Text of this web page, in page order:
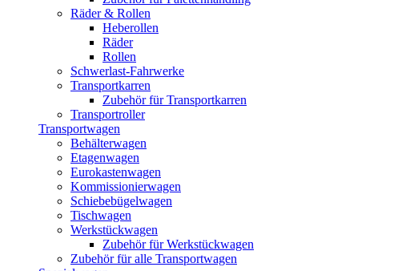
Räder & Rollen
Heberollen
Räder
Rollen
Schwerlast-Fahrwerke
Transportkarren
Zubehör für Transportkarren
Transportroller
Transportwagen
Behälterwagen
Etagenwagen
Eurokastenwagen
Kommissionierwagen
Schiebebügelwagen
Tischwagen
Werkstückwagen
Zubehör für Werkstückwagen
Zubehör für alle Transportwagen